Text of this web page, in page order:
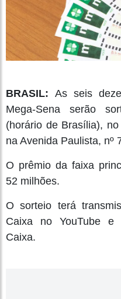
BRASIL: As seis
Mega-Sena serão
(horário de Brasília),
na Avenida Paulista, nº
O prêmio da faixa
52 milhões.
O sorteio terá
Caixa no YouTube e
Caixa.